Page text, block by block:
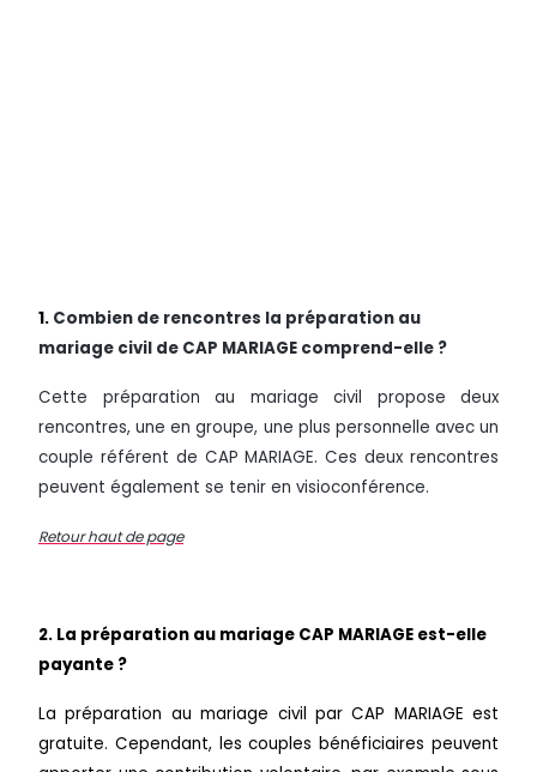
1. Combien de rencontres la préparation au
mariage civil de CAP MARIAGE comprend-elle ?
Cette préparation au mariage civil propose deux
rencontres, une en groupe, une plus personnelle avec un
couple référent de CAP MARIAGE. Ces deux rencontres
peuvent également se tenir en visioconférence.
Retour haut de page
2. La préparation au mariage CAP MARIAGE est-elle
payante ?
La préparation au mariage civil par CAP MARIAGE est
gratuite. Cependant, les couples bénéficiaires peuvent